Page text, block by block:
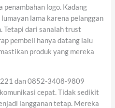
logo. Kadang
lama karena pelanggan
Tetapi dari sanalah trust
pembeli hanya datang lalu
produk yang mereka
dan 0852-3408-9809
cepat. Tidak sedikit
langganan tetap. Mereka